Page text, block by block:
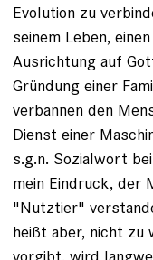
Evolution zu
seinem Leben,
Ausrichtung auf
Gründung einer
verbannen den
Dienst einer
s.g.n. Sozialwort
mein Eindruck, der
"Nutztier"
heißt aber, nicht zu